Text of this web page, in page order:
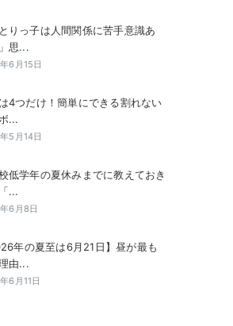
とりっ子は人間関係に苦手意識あ
思...
6月15日
4つだけ！簡単にできる割れない
...
5月14日
低学年の夏休みまでに教えておき
...
6月8日
年の夏至は6月21日】昼が最も
由...
6月11日